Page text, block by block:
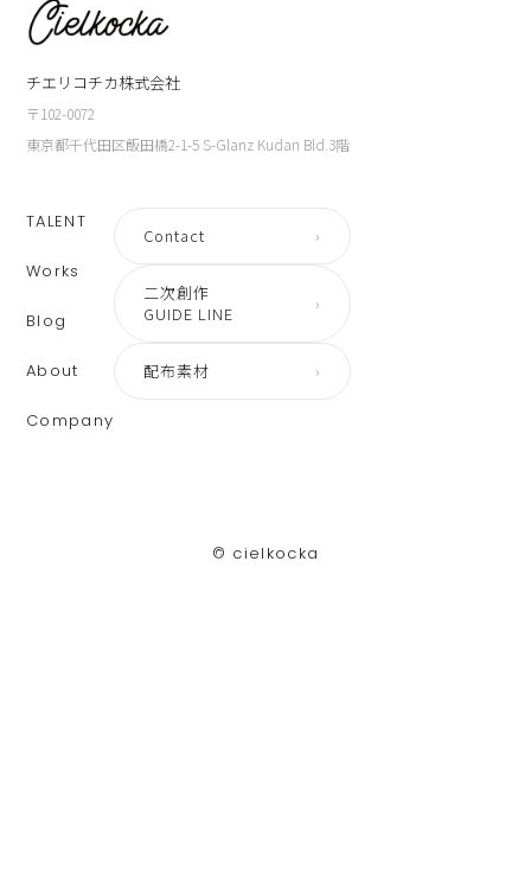
チエリコチカ株式会社
〒102-0072
東京都千代田区飯田橋2-1-5 S-Glanz Kudan Bld.3階
TALENT
Works
Blog
About
Company
Contact ›
二次創作
GUIDE LINE
›
配布素材 ›
©︎ cielkocka